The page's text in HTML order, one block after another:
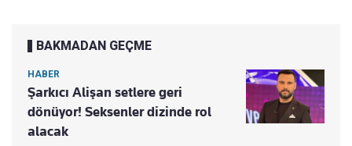
BAKMADAN GEÇME
HABER
Şarkıcı Alişan setlere geri
dönüyor! Seksenler dizinde rol
alacak